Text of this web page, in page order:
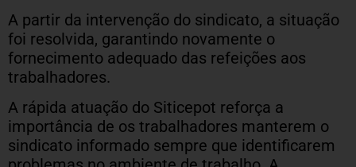
A partir da intervenção do sindicato, a situação
foi resolvida, garantindo novamente o
fornecimento adequado das refeições aos
trabalhadores.
A rápida atuação do Siticepot reforça a
importância de os trabalhadores manterem o
sindicato informado sempre que identificarem